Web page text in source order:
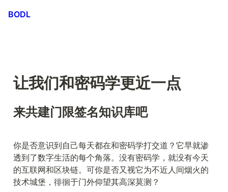
BODL
让我们和密码学更近一点
来共建门限签名知识库吧
你是否意识到自己每天都在和密码学打交道？它早就渗
透到了数字生活的每个角落。没有密码学，就没有今天
的互联网和区块链。可你是否又视它为不近人间烟火的
技术城堡，徘徊于门外仰望其高深莫测？